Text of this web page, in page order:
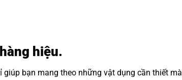
hiệu.
giúp bạn mang theo những vật dụng cần thiết mà